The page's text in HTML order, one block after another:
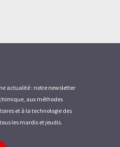
actualité : notre newsletter
aux méthodes
et à la technologie des
les mardis et jeudis.